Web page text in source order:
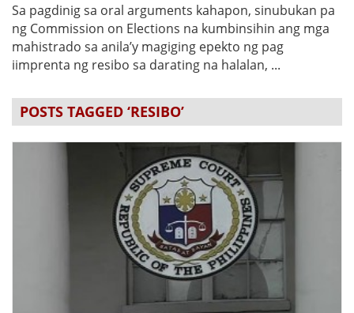
Sa pagdinig sa oral arguments kahapon, sinubukan pa
ng Commission on Elections na kumbinsihin ang mga
mahistrado sa anila’y magiging epekto ng pag
iimprenta ng resibo sa darating na halalan, ...
POSTS TAGGED ‘RESIBO’